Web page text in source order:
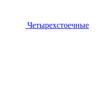
Четырехстоечные